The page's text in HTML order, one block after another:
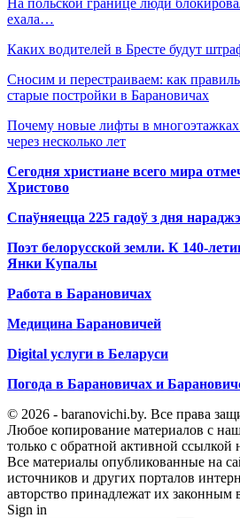
ехала…
Каких водителей в Бресте будут
Сносим и перестраиваем: как
старые постройки в Барановичах
Почему новые лифты в многоэтажках
через несколько лет
Сегодня христиане всего мира
Христово
Спаўняецца 225 гадоў з дня
Поэт белорусской земли. К 140-
Янки Купалы
Работа в Барановичах
Медицина Барановичей
Digital услуги в Беларуси
Погода в Барановичах и
© 2026 - baranovichi.by. Все права
Любое копирование материалов с
только с обратной активной ссылкой
Все материалы опубликованные на
источников и других порталов
авторство принадлежат их законным
Sign in